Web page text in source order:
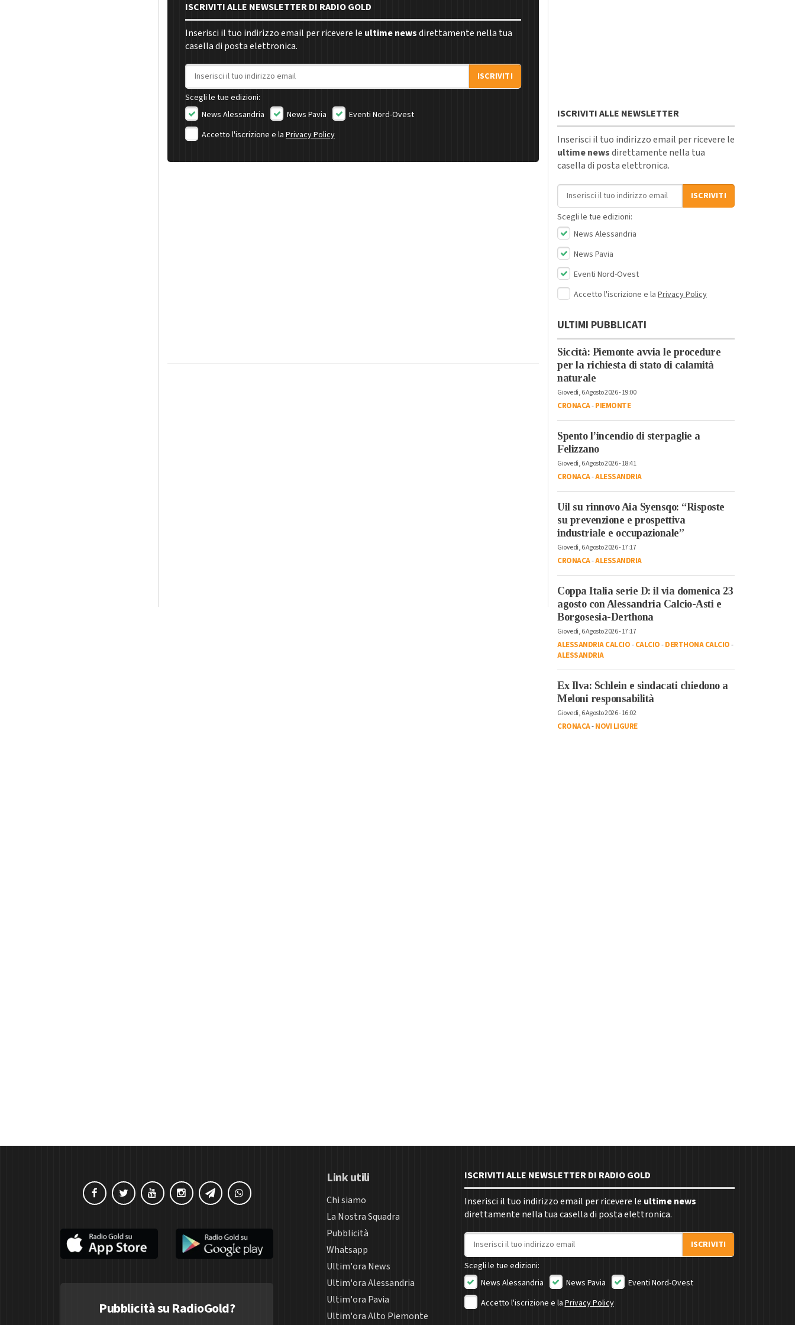
ISCRIVITI ALLE NEWSLETTER DI RADIO GOLD
Inserisci il tuo indirizzo email per ricevere le ultime newsdirettamente nella tua
casella di posta elettronica.
Indirizzo email
ISCRIVITI
Scegli le tue edizioni:
News Alessandria
News Pavia
Eventi Nord-Ovest
Accetto l'iscrizione e la Privacy Policy
ISCRIVITI ALLE NEWSLETTER
Inserisci il tuo indirizzo email per ricevere le
ultime newsdirettamente nella tua
casella di posta elettronica.
Indirizzo email
ISCRIVITI
Scegli le tue edizioni:
News Alessandria
News Pavia
Eventi Nord-Ovest
Accetto l'iscrizione e la Privacy Policy
ULTIMI PUBBLICATI
Siccità: Piemonte avvia le procedure
per la richiesta di stato di calamità
naturale
Giovedì, 6 Agosto 2026 - 19:00
CRONACA-PIEMONTE
Spento l’incendio di sterpaglie a
Felizzano
Giovedì, 6 Agosto 2026 - 18:41
CRONACA-ALESSANDRIA
Uil su rinnovo Aia Syensqo: “Risposte
su prevenzione e prospettiva
industriale e occupazionale”
Giovedì, 6 Agosto 2026 - 17:17
CRONACA-ALESSANDRIA
Coppa Italia serie D: il via domenica 23
agosto con Alessandria Calcio-Asti e
Borgosesia-Derthona
Giovedì, 6 Agosto 2026 - 17:17
ALESSANDRIA CALCIO-CALCIO-DERTHONA CALCIO-
ALESSANDRIA
Ex Ilva: Schlein e sindacati chiedono a
Meloni responsabilità
Giovedì, 6 Agosto 2026 - 16:02
CRONACA-NOVI LIGURE
Pubblicità su RadioGold?
Link utili
Chi siamo
La Nostra Squadra
Pubblicità
Whatsapp
Ultim'ora News
Ultim'ora Alessandria
Ultim'ora Pavia
Ultim'ora Alto Piemonte
ISCRIVITI ALLE NEWSLETTER DI RADIO GOLD
Inserisci il tuo indirizzo email per ricevere le ultime news
direttamente nella tua casella di posta elettronica.
Indirizzo email
ISCRIVITI
Scegli le tue edizioni:
News Alessandria
News Pavia
Eventi Nord-Ovest
Accetto l'iscrizione e la Privacy Policy